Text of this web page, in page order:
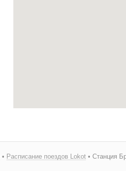
• Расписание поездов Lokot• Станция